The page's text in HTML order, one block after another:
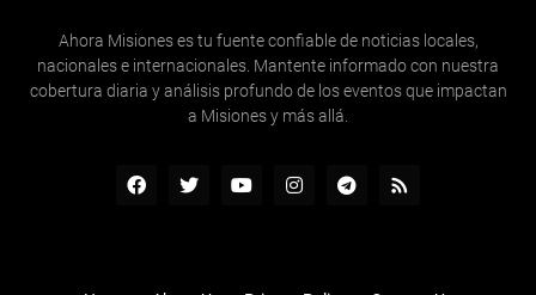
Ahora Misiones es tu fuente confiable de noticias locales,
nacionales e internacionales. Mantente informado con nuestra
cobertura diaria y análisis profundo de los eventos que impactan
a Misiones y más allá.